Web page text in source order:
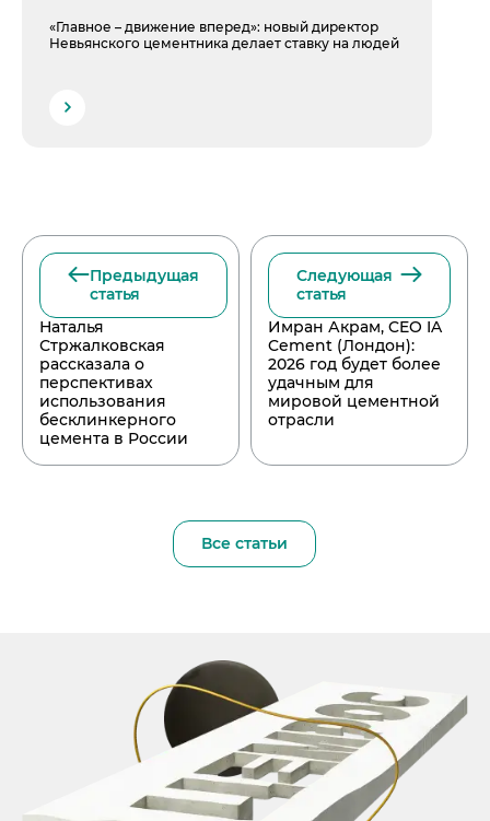
«Главное – движение вперед»: новый директор
Невьянского цементника делает ставку на людей
Предыдущая
статья
Наталья
Стржалковская
рассказала о
перспективах
использования
бесклинкерного
цемента в России
Следующая
статья
Имран Акрам, CEO IA
Cement (Лондон):
2026 год будет более
удачным для
мировой цементной
отрасли
Все статьи